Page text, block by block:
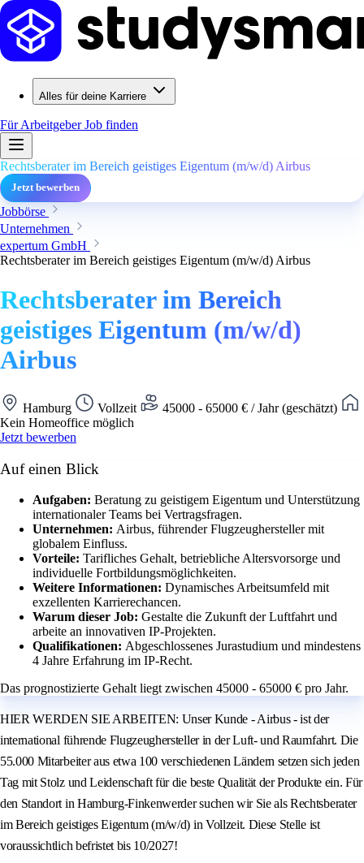
Alles für deine Karriere
Für ArbeitgeberJob finden
Rechtsberater im Bereich geistiges Eigentum (m/w/d) Airbus
Jetzt bewerben
Jobbörse
Unternehmen
expertum GmbH
Rechtsberater im Bereich geistiges Eigentum (m/w/d) Airbus
Rechtsberater im Bereich
geistiges Eigentum (m/w/d)
Airbus
Hamburg Vollzeit
45000 - 65000 € / Jahr (geschätzt)
Kein Homeoffice möglich
Jetzt bewerben
Auf einen Blick
Aufgaben: Beratung zu geistigem Eigentum und Unterstützung
internationaler Teams bei Vertragsfragen.
Unternehmen: Airbus, führender Flugzeughersteller mit
globalem Einfluss.
Vorteile: Tarifliches Gehalt, betriebliche Altersvorsorge und
individuelle Fortbildungsmöglichkeiten.
Weitere Informationen: Dynamisches Arbeitsumfeld mit
exzellenten Karrierechancen.
Warum dieser Job: Gestalte die Zukunft der Luftfahrt und
arbeite an innovativen IP-Projekten.
Qualifikationen: Abgeschlossenes Jurastudium und mindestens
4 Jahre Erfahrung im IP-Recht.
Das prognostizierte Gehalt liegt zwischen 45000 - 65000 € pro Jahr.
HIER WERDEN SIE ARBEITEN: Unser Kunde - Airbus - ist der
international führende Flugzeughersteller in der Luft- und Raumfahrt. Die
55.000 Mitarbeiter aus etwa 100 verschiedenen Ländern setzen sich jeden
Tag mit Stolz und Leidenschaft für die beste Qualität der Produkte ein. Für
den Standort in Hamburg-Finkenwerder suchen wir Sie als Rechtsberater
im Bereich geistiges Eigentum (m/w/d) in Vollzeit. Diese Stelle ist
voraussichtlich befristet bis 10/2027!